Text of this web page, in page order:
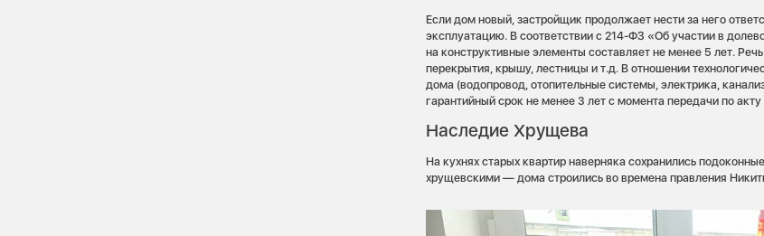
Если дом новый, застройщик продолжает нести за него
эксплуатацию. В соответствии с 214-ФЗ «Об участии в
на конструктивные элементы составляет не менее 5 лет.
перекрытия, крышу, лестницы и т.д. В отношении
дома (водопровод, отопительные системы, электрика,
гарантийный срок не менее 3 лет с момента передачи по
Наследие Хрущева
На кухнях старых квартир наверняка сохранились
хрущевскими — дома строились во времена правления